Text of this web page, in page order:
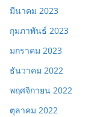
มีนาคม 2023
กุมภาพันธ์ 2023
มกราคม 2023
ธันวาคม 2022
พฤศจิกายน 2022
ตุลาคม 2022